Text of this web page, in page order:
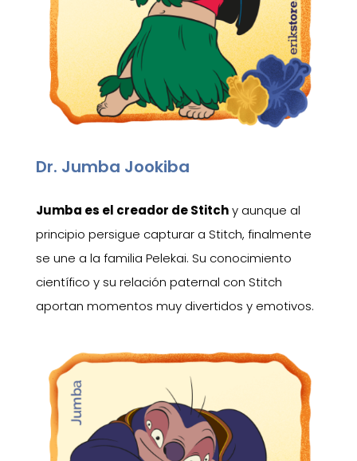
Dr. Jumba Jookiba
Jumba es el creador de Stitchy aunque al
principio persigue capturar a Stitch, finalmente
se une a la familia Pelekai. Su conocimiento
científico y su relación paternal con Stitch
aportan momentos muy divertidos y emotivos.